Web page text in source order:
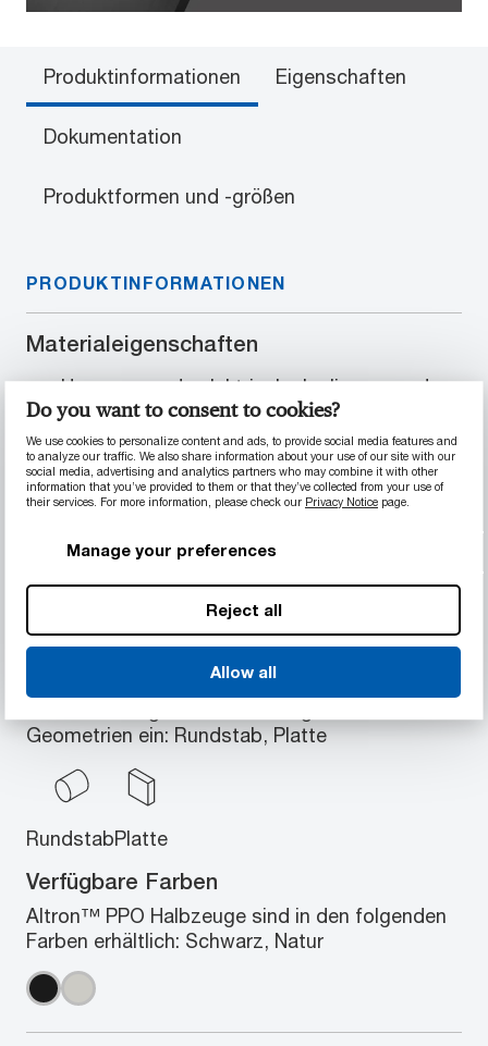
Do you want to consent to cookies?
We use cookies to personalize content and ads, to provide social media features and
to analyze our traffic. We also share information about your use of our site with our
social media, advertising and analytics partners who may combine it with other
information that you’ve provided to them or that they’ve collected from your use of
their services. For more information, please check our Privacy Notice page.
Manage your preferences
Reject all
Allow all
Produktinformationen Eigenschaften
Dokumentation
Produktformen und -größen
PRODUKTINFORMATIONEN
Materialeigenschaften
Hervorragende elektrische Isolierung und
sehr guter Stabilität
Temperaturbeständigkeit im mittleren
Bereich
Transparent
Kostengünstige thermische Qualität
Verfügbare Geometrien
Altron™ PPO Halbzeuge schließen eine Reihe
Geometrien ein: Rundstab, Platte
RundstabPlatte
Verfügbare Farben
Altron™ PPO Halbzeuge sind in den folgenden
Farben erhältlich: Schwarz, Natur